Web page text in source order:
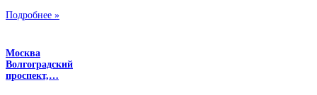
Подробнее »
Москва
Волгоградский
проспект,…